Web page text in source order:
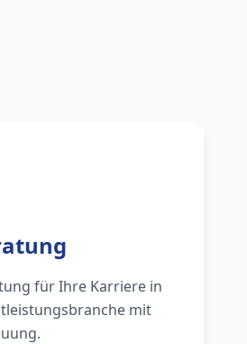
für Ihre Karriere in
mit